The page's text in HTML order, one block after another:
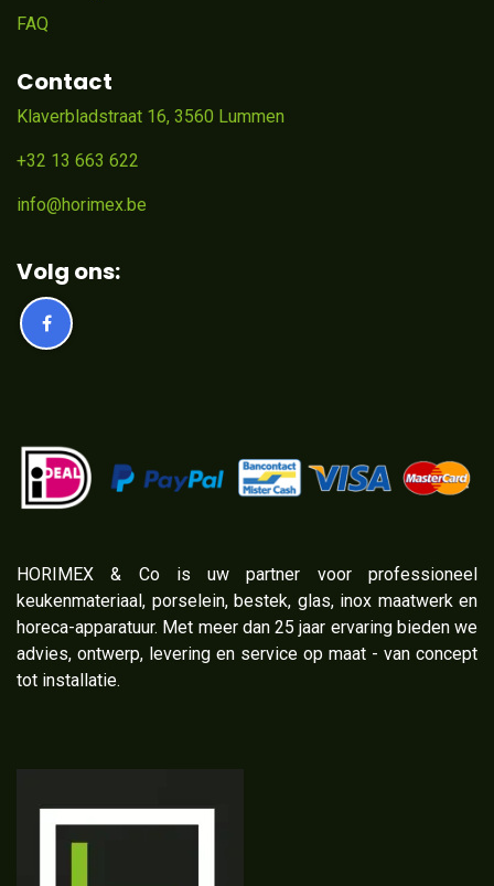
FAQ
Contact
Klaverbladstraat 16, 3560 Lummen
+32 13 663 622
info@horimex.be
Volg ons:
​HORIMEX & Co is uw partner voor professioneel
keukenmateriaal, porselein, bestek, glas, inox maatwerk en
horeca-apparatuur. Met meer dan 25 jaar ervaring bieden we
advies, ontwerp, levering en service op maat - van concept
tot installatie.